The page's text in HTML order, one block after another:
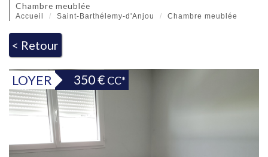
chambre meublée
Accueil Saint-Barthélemy-d'Anjou Chambre meublée
< Retour
LOYER 350 € CC*